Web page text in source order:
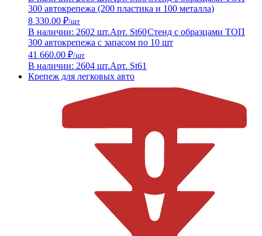
300 автокрепежа (200 пластика и 100 металла)
8 330.00 ₽/шт
В наличии: 2602 шт.Арт. St60Стенд с образцами ТОП
300 автокрепежа с запасом по 10 шт
41 660.00 ₽/шт
В наличии: 2604 шт.Арт. St61
Крепеж для легковых авто